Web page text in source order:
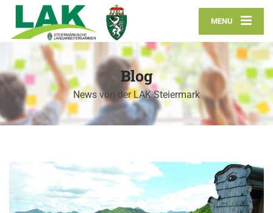
MENU
Blog
News von der LAK Steiermark